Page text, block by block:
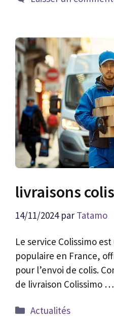
livraisons
14/11/2024 par Tatamo
Le service Colissimo
populaire en France,
pour l’envoi de colis.
de livraison Colissimo …
Catégories
Actualités